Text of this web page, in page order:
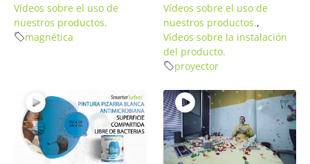
Vídeos sobre el uso de
nuestros productos.
magnética
Vídeos sobre el uso de
nuestros productos.,
Vídeos sobre la instalación
del producto.
proyector